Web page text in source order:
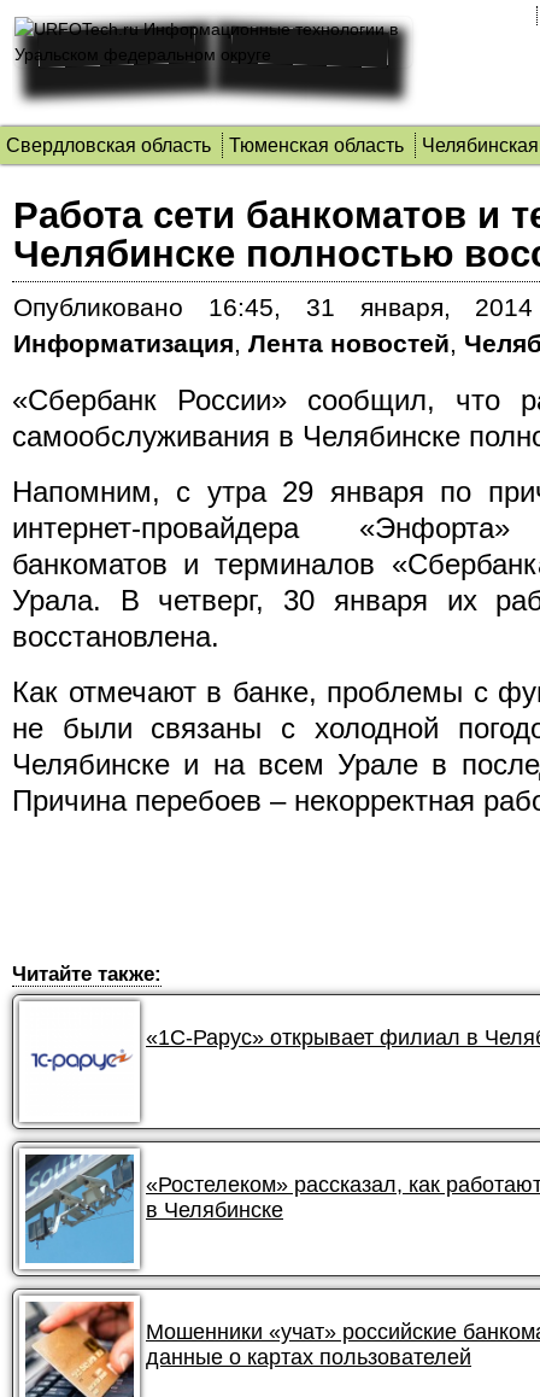
Свердловская область Тюменская область
Работа сети банкоматов и
Челябинске полностью
Опубликовано
16:45, 31 января,
Информатизация, Лента новостей,
«Сбербанк России» сообщил, что
самообслуживания в Челябинске
Напомним, с утра 29 января по
интернет-провайдера
банкоматов и терминалов
Урала. В четверг, 30 января их
восстановлена.
Как отмечают в банке, проблемы с
не были связаны с холодной
Челябинске и на всем Урале в
Причина перебоев – некорректная
Читайте также:
«1С-Рарус» открывает филиал в
«Ростелеком» рассказал, как
в Челябинске
Мошенники «учат» российские
данные о картах пользователей